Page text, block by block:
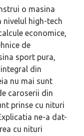
o masina
high-tech
economice,
de
sport pura,
din
nu mai sunt
caroserii din
prinse cu nituri
ne-a dat-
cu nituri